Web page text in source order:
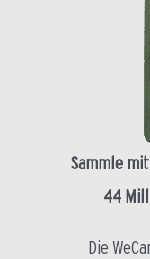
Sammle
44
Die